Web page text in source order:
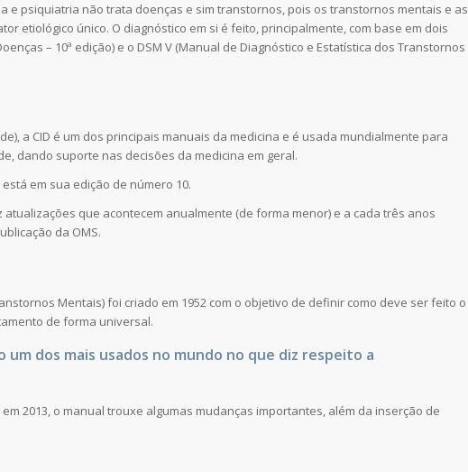
e psiquiatria não trata doenças e sim transtornos, pois os transtornos mentais e as
etiológico único. O diagnóstico em si é feito, principalmente, com base em dois
– 10ª edição) e o DSM V (Manual de Diagnóstico e Estatística dos Transtornos
a CID é um dos principais manuais da medicina e é usada mundialmente para
dando suporte nas decisões da medicina em geral.
em sua edição de número 10.
que acontecem anualmente (de forma menor) e a cada três anos
da OMS.
Mentais) foi criado em 1952 com o objetivo de definir como deve ser feito o
de forma universal.
um dos mais usados no mundo no que diz respeito a
2013, o manual trouxe algumas mudanças importantes, além da inserção de